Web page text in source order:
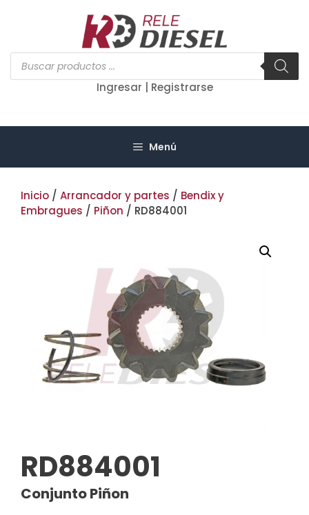
Búsqueda
de
productos
Ingresar | Registrarse
Menú
Inicio / Arrancador y partes / Bendix y
Embragues / Piñon / RD884001
RD884001
Conjunto Piñon